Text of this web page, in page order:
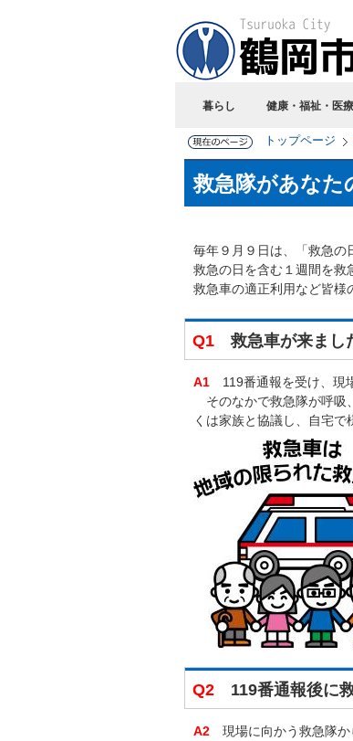
暮らし 健康・福祉・医療
トップページ
救急隊があなた
毎年９月９日は、「救急の
救急の日を含む１週間を救
救急車の適正利用など皆様
Q1救急車が来まし
A1 119番通報を受け、現
そのなかで救急隊が呼吸
くは家族と協議し、自宅で
Q2 119番通報後に
A2 現場に向かう救急隊か